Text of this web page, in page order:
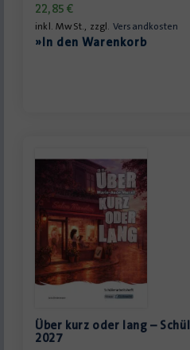
22,85€
inkl. MwSt., zzgl. Versandkosten
»In den Warenkorb
Über kurz oder lang –
2027